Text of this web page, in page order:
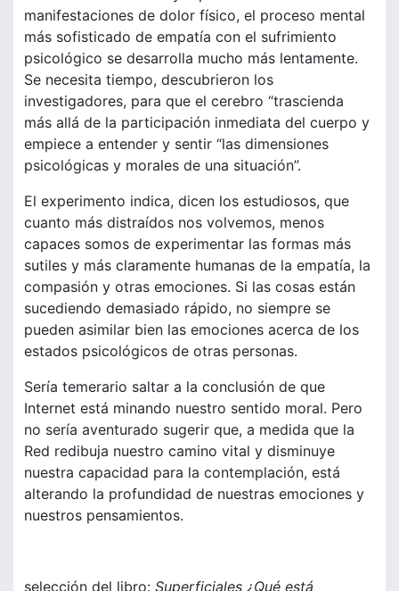
manifestaciones de dolor físico, el proceso mental
más sofisticado de empatía con el sufrimiento
psicológico se desarrolla mucho más lentamente.
Se necesita tiempo, descubrieron los
investigadores, para que el cerebro “trascienda
más allá de la participación inmediata del cuerpo y
empiece a entender y sentir “las dimensiones
psicológicas y morales de una situación”.
El experimento indica, dicen los estudiosos, que
cuanto más distraídos nos volvemos, menos
capaces somos de experimentar las formas más
sutiles y más claramente humanas de la empatía, la
compasión y otras emociones. Si las cosas están
sucediendo demasiado rápido, no siempre se
pueden asimilar bien las emociones acerca de los
estados psicológicos de otras personas.
Sería temerario saltar a la conclusión de que
Internet está minando nuestro sentido moral. Pero
no sería aventurado sugerir que, a medida que la
Red redibuja nuestro camino vital y disminuye
nuestra capacidad para la contemplación, está
alterando la profundidad de nuestras emociones y
nuestros pensamientos.
selección del libro: Superficiales ¿Qué está